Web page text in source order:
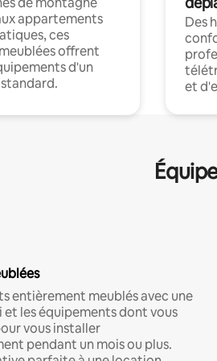
appartements
ces
offrent
d'un
Des
et
entièrement meublés avec une
et les équipements dont vous
vous installer
pendant un mois ou plus.